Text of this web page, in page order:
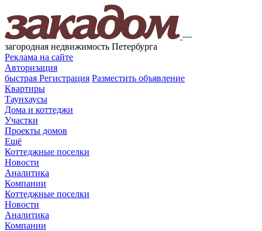
—
загородная недвижимость Петербурга
Реклама на сайте
Авторизация
быстрая Регистрация Разместить объявление
Квартиры
Таунхаусы
Дома и коттеджи
Участки
Проекты домов
Ещё
Коттеджные поселки
Новости
Аналитика
Компании
Коттеджные поселки
Новости
Аналитика
Компании